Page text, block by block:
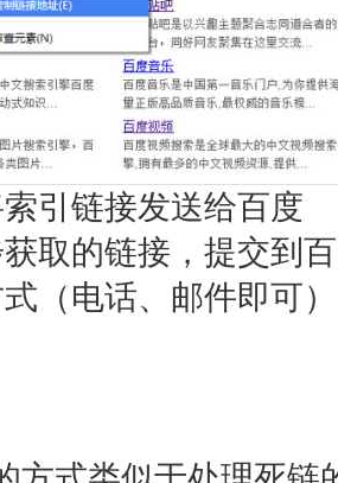
引链接发送给百度
取的链接，提交到
（电话、邮件即可